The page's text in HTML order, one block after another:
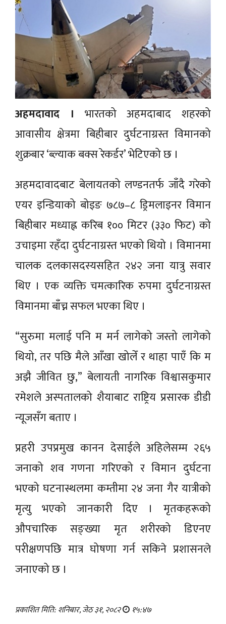
अहमदावाद । भारतको अहमदाबाद शहरको
आवासीय क्षेत्रमा बिहीबार दुर्घटनाग्रस्त विमानको
शुक्रबार ‘ब्ल्याक बक्स रेकर्डर’ भेटिएको छ ।
अहमदावादबाट बेलायतको लण्डनतर्फ जाँदै गरेको
एयर इन्डियाको बोइङ ७८७–८ ड्रिमलाइनर विमान
बिहीबार मध्याह्न करिब १०० मिटर (३३० फिट) को
उचाइमा रहँदा दुर्घटनाग्रस्त भएको थियो । विमानमा
चालक दलकासदस्यसहित २४२ जना यात्रु सवार
थिए । एक व्यक्ति चमत्कारिक रुपमा दुर्घटनाग्रस्त
विमानमा बाँच्न सफल भएका थिए ।
“सुरुमा मलाई पनि म मर्न लागेको जस्तो लागेको
थियो, तर पछि मैले आँखा खोलेँ र थाहा पाएँ कि म
अझै जीवित छु,” बेलायती नागरिक विश्वासकुमार
रमेशले अस्पतालको शैयाबाट राष्ट्रिय प्रसारक डीडी
न्यूजसँग बताए ।
प्रहरी उपप्रमुख कानन देसाईले अहिलेसम्म २६५
जनाको शव गणना गरिएको र विमान दुर्घटना
भएको घटनास्थलमा कम्तीमा २४ जना गैर यात्रीको
मृत्यु भएको जानकारी दिए । मृतकहरूको
औपचारिक सङ्ख्या मृत शरीरको डिएनए
परीक्षणपछि मात्र घोषणा गर्न सकिने प्रशासनले
जनाएको छ ।
प्रकाशित मिति: शनिबार, जेठ ३१, २०८२ १५:४७